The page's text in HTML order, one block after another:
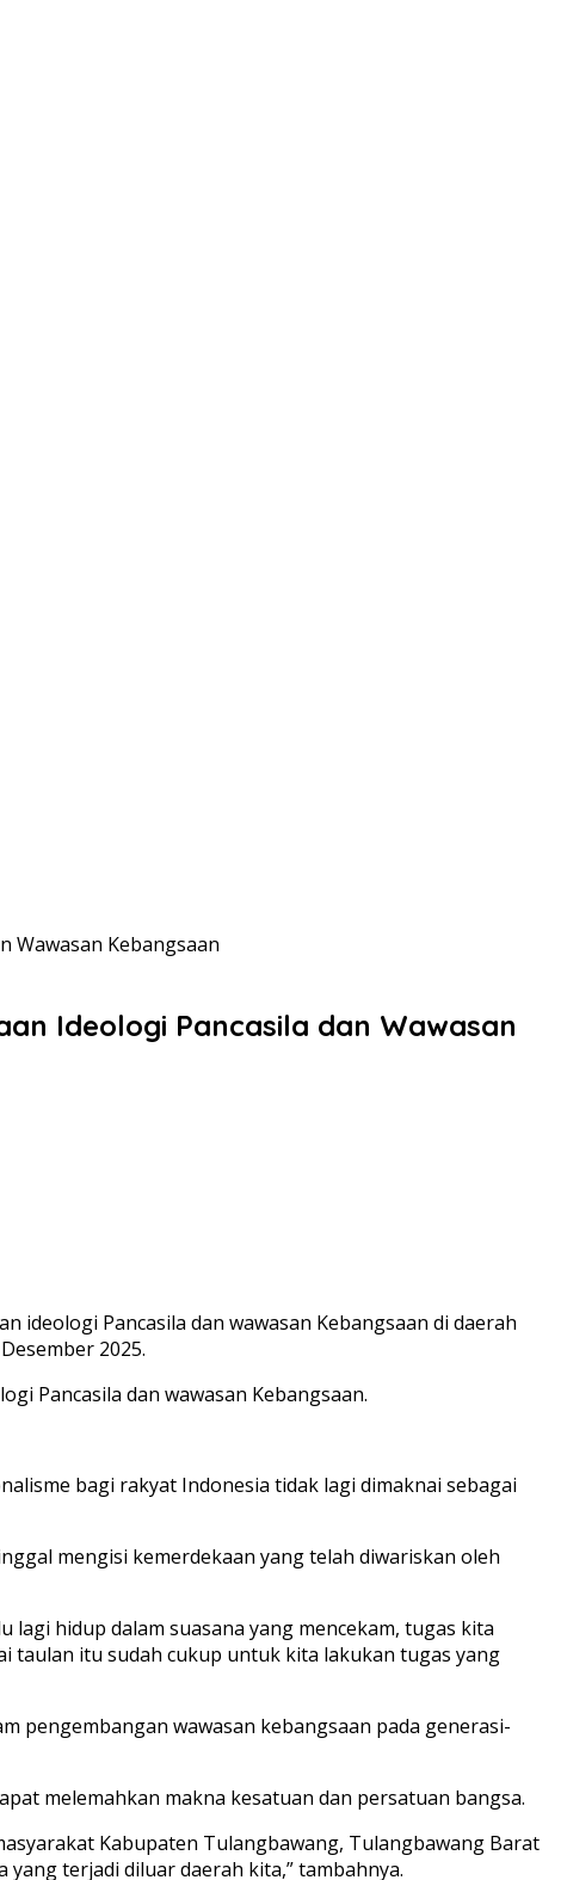
Wawasan Kebangsaan
Ideologi Pancasila dan Wawasan
ideologi Pancasila dan wawasan Kebangsaan di daerah
2025.
Pancasila dan wawasan Kebangsaan.
bagi rakyat Indonesia tidak lagi dimaknai sebagai
mengisi kemerdekaan yang telah diwariskan oleh
hidup dalam suasana yang mencekam, tugas kita
taulan itu sudah cukup untuk kita lakukan tugas yang
pengembangan wawasan kebangsaan pada generasi-
melemahkan makna kesatuan dan persatuan bangsa.
Kabupaten Tulangbawang, Tulangbawang Barat
terjadi diluar daerah kita,” tambahnya.